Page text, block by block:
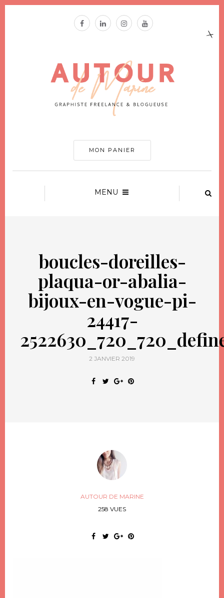
MON PANIER
MENU
boucles-doreilles-
plaqua-or-abalia-
bijoux-en-vogue-pi-
24417-
2 JANVIER 2019
AUTOUR DE MARINE
258 VUES